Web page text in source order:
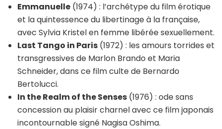
Emmanuelle (1974) : l’archétype du film érotique
et la quintessence du libertinage à la française,
avec Sylvia Kristel en femme libérée sexuellement.
Last Tango in Paris (1972) : les amours torrides et
transgressives de Marlon Brando et Maria
Schneider, dans ce film culte de Bernardo
Bertolucci.
In the Realm of the Senses (1976) : ode sans
concession au plaisir charnel avec ce film japonais
incontournable signé Nagisa Oshima.